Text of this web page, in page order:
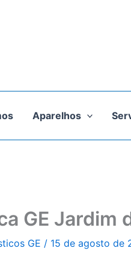
Aparelhos
GE Jardim
GE / 15 de agosto de